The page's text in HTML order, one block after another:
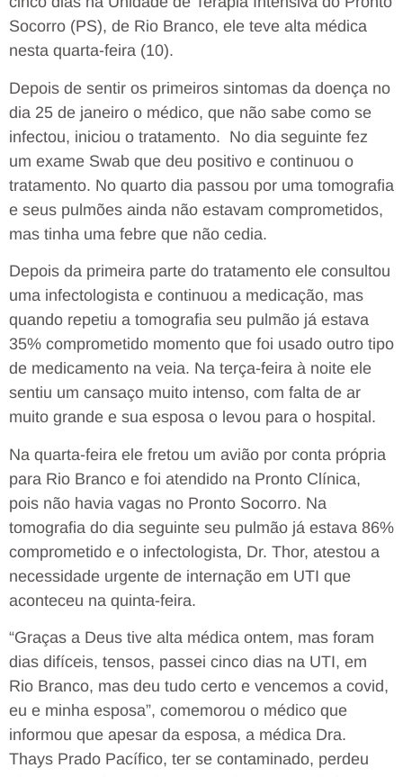
Socorro (PS), de Rio Branco, ele teve alta médica
nesta quarta-feira (10).
Depois de sentir os primeiros sintomas da doença no
dia 25 de janeiro o médico, que não sabe como se
infectou, iniciou o tratamento. No dia seguinte fez
um exame Swab que deu positivo e continuou o
tratamento. No quarto dia passou por uma tomografia
e seus pulmões ainda não estavam comprometidos,
mas tinha uma febre que não cedia.
Depois da primeira parte do tratamento ele consultou
uma infectologista e continuou a medicação, mas
quando repetiu a tomografia seu pulmão já estava
35% comprometido momento que foi usado outro tipo
de medicamento na veia. Na terça-feira à noite ele
sentiu um cansaço muito intenso, com falta de ar
muito grande e sua esposa o levou para o hospital.
Na quarta-feira ele fretou um avião por conta própria
para Rio Branco e foi atendido na Pronto Clínica,
pois não havia vagas no Pronto Socorro. Na
tomografia do dia seguinte seu pulmão já estava 86%
comprometido e o infectologista, Dr. Thor, atestou a
necessidade urgente de internação em UTI que
aconteceu na quinta-feira.
“Graças a Deus tive alta médica ontem, mas foram
dias difíceis, tensos, passei cinco dias na UTI, em
Rio Branco, mas deu tudo certo e vencemos a covid,
eu e minha esposa”, comemorou o médico que
informou que apesar da esposa, a médica Dra.
Thays Prado Pacífico, ter se contaminado, perdeu